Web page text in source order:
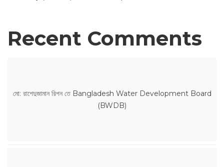
Recent Comments
মো: রাশেদুজামান রিপনতে Bangladesh Water Development Board
(BWDB)